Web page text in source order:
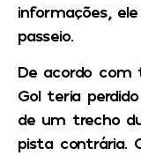
informações,
passeio.
De acordo
Gol teria
de um trecho
pista contrária.